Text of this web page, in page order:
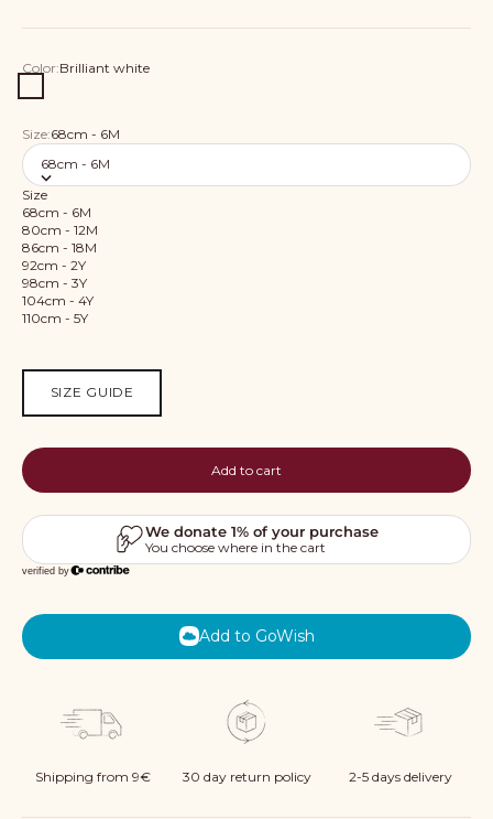
Color:Brilliant white
Brilliant white
Size:68cm - 6M
68cm - 6M
Size
68cm - 6M
80cm - 12M
86cm - 18M
92cm - 2Y
98cm - 3Y
104cm - 4Y
110cm - 5Y
SIZE GUIDE
Add to cart
Add to GoWish
Shipping from 9€ 30 day return policy 2-5 days delivery